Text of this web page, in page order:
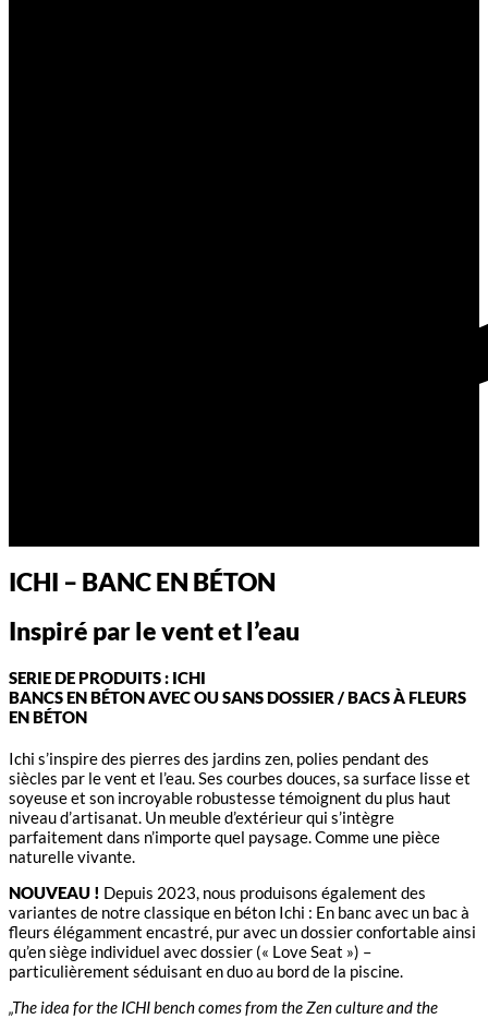
ICHI – BANC EN BÉTON
Inspiré par le vent et l’eau
SERIE DE PRODUITS : ICHI
BANCS EN BÉTON AVEC OU SANS DOSSIER / BACS À FLEURS
EN BÉTON
Ichi s’inspire des pierres des jardins zen, polies pendant des
siècles par le vent et l’eau. Ses courbes douces, sa surface lisse et
soyeuse et son incroyable robustesse témoignent du plus haut
niveau d’artisanat. Un meuble d’extérieur qui s’intègre
parfaitement dans n’importe quel paysage. Comme une pièce
naturelle vivante.
NOUVEAU ! Depuis 2023, nous produisons également des
variantes de notre classique en béton Ichi : En banc avec un bac à
fleurs élégamment encastré, pur avec un dossier confortable ainsi
qu’en siège individuel avec dossier (« Love Seat ») –
particulièrement séduisant en duo au bord de la piscine.
„The idea for the ICHI bench comes from the Zen culture and the